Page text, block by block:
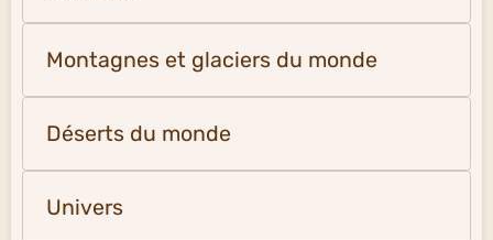
Montagnes et glaciers du monde
Déserts du monde
Univers